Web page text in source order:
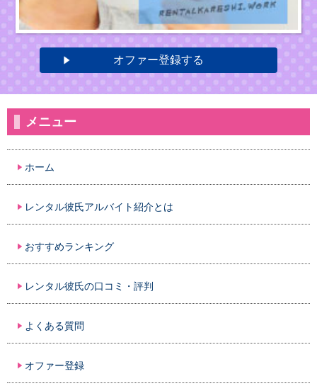
オファー登録する
メニュー
ホーム
レンタル彼氏アルバイト紹介とは
おすすめランキング
レンタル彼氏の口コミ・評判
よくある質問
オファー登録